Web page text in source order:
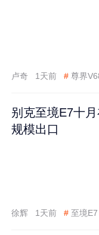
卢奇 1天前 # 尊界
别克至境E7十
规模出口
徐辉 1天前 # 至境E7